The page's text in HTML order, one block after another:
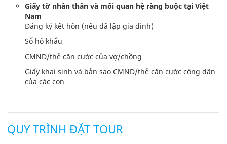
Giấy tờ nhân thân và mối quan hệ ràng buộc tại Việt
Nam
Đăng ký kết hôn (nếu đã lập gia đình)
Sổ hộ khẩu
CMND/thẻ căn cước của vợ/chồng
Giấy khai sinh và bản sao CMND/thẻ căn cước công dân
của các con
QUY TRÌNH ĐẶT TOUR